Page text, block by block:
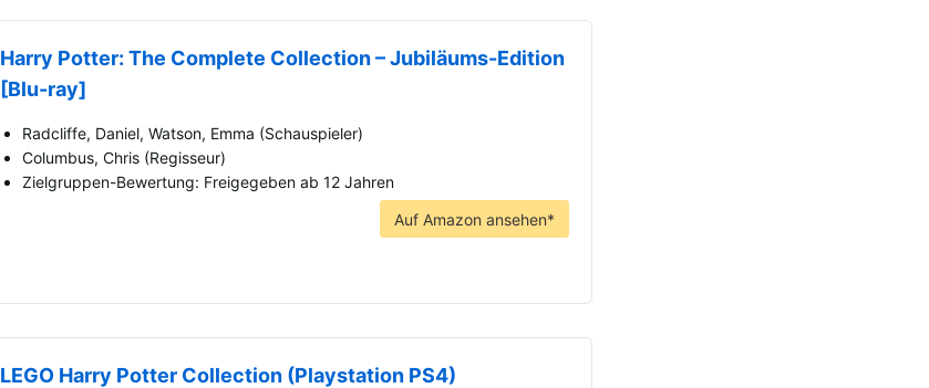
Harry Potter: The Complete Collection – Jubiläums-Edition
[Blu-ray]
Radcliffe, Daniel, Watson, Emma (Schauspieler)
Columbus, Chris (Regisseur)
Zielgruppen-Bewertung: Freigegeben ab 12 Jahren
Auf Amazon ansehen*
LEGO Harry Potter Collection (Playstation PS4)